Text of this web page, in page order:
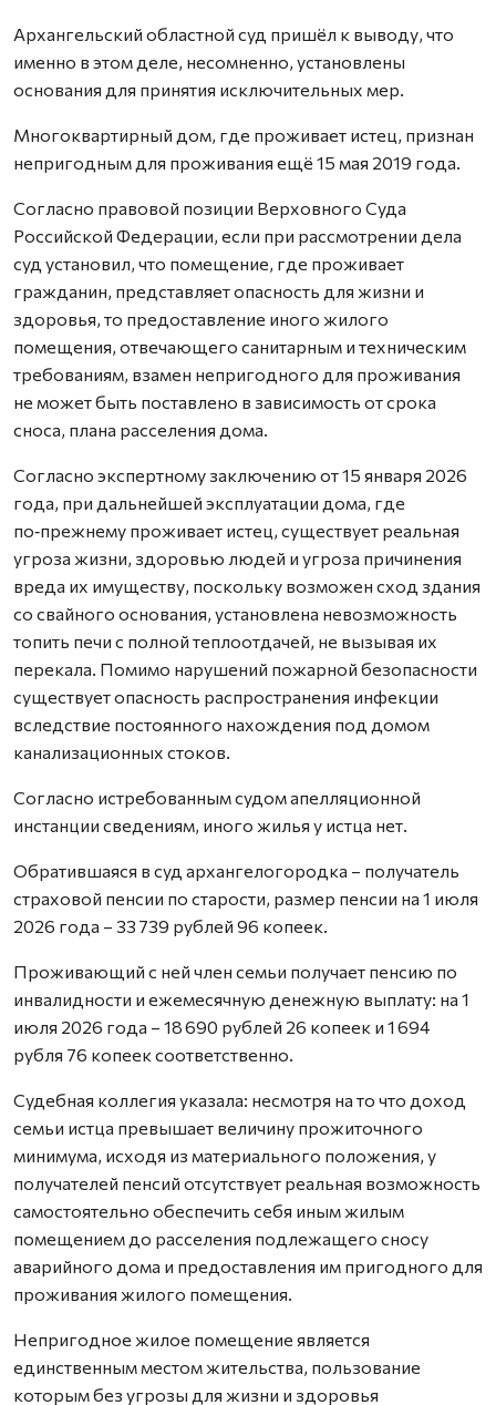
Архангельский областной суд пришёл к выводу, что
именно в этом деле, несомненно, установлены
основания для принятия исключительных мер.
Многоквартирный дом, где проживает истец, признан
непригодным для проживания ещё 15 мая 2019 года.
Согласно правовой позиции Верховного Суда
Российской Федерации, если при рассмотрении дела
суд установил, что помещение, где проживает
гражданин, представляет опасность для жизни и
здоровья, то предоставление иного жилого
помещения, отвечающего санитарным и техническим
требованиям, взамен непригодного для проживания
не может быть поставлено в зависимость от срока
сноса, плана расселения дома.
Согласно экспертному заключению от 15 января 2026
года, при дальнейшей эксплуатации дома, где
по‑прежнему проживает истец, существует реальная
угроза жизни, здоровью людей и угроза причинения
вреда их имуществу, поскольку возможен сход здания
со свайного основания, установлена невозможность
топить печи с полной теплоотдачей, не вызывая их
перекала. Помимо нарушений пожарной безопасности
существует опасность распространения инфекции
вследствие постоянного нахождения под домом
канализационных стоков.
Согласно истребованным судом апелляционной
инстанции сведениям, иного жилья у истца нет.
Обратившаяся в суд архангелогородка – получатель
страховой пенсии по старости, размер пенсии на 1 июля
2026 года – 33 739 рублей 96 копеек.
Проживающий с ней член семьи получает пенсию по
инвалидности и ежемесячную денежную выплату: на 1
июля 2026 года – 18 690 рублей 26 копеек и 1 694
рубля 76 копеек соответственно.
Судебная коллегия указала: несмотря на то что доход
семьи истца превышает величину прожиточного
минимума, исходя из материального положения, у
получателей пенсий отсутствует реальная возможность
самостоятельно обеспечить себя иным жилым
помещением до расселения подлежащего сносу
аварийного дома и предоставления им пригодного для
проживания жилого помещения.
Непригодное жилое помещение является
единственным местом жительства, пользование
которым без угрозы для жизни и здоровья